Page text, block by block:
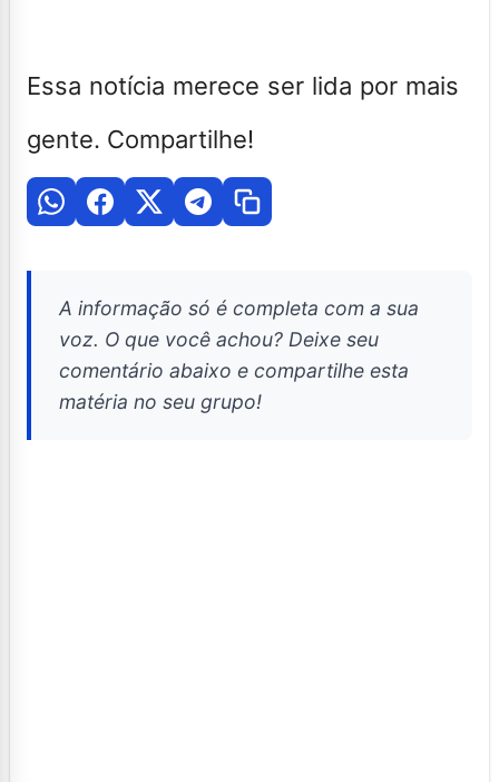
Essa notícia merece ser lida por mais
gente. Compartilhe!
A informação só é completa com a sua
voz. O que você achou? Deixe seu
comentário abaixo e compartilhe esta
matéria no seu grupo!